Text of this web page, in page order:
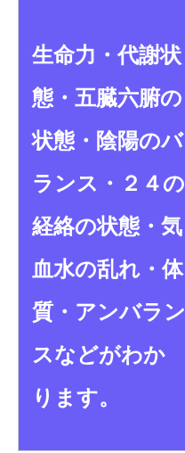
生命力・代謝状
態・五臓六腑の
状態・陰陽のバ
ランス・ ２４の
経絡の状態・気
血水の乱れ・体
質・アンバラン
スなどがわか
ります。